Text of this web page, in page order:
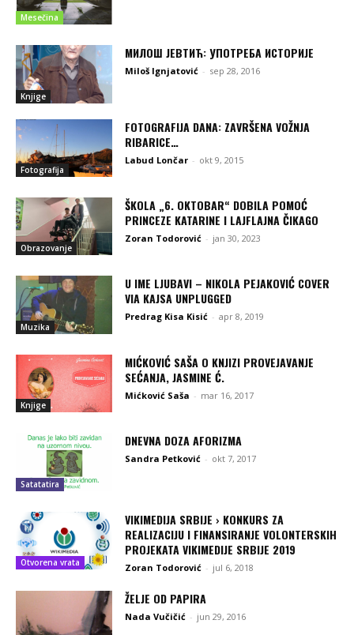
Mesečina
Knjige
МИЛОШ ЈЕВТИЋ: УПОТРЕБА ИСТОРИЈЕ
Miloš Ignjatović - sep 28, 2016
Fotografija
FOTOGRAFIJA DANA: ZAVRŠENA VOŽNJA
RIBARICE…
Labud Lončar - okt 9, 2015
Obrazovanje
ŠKOLA „6. OKTOBAR“ DOBILA POMOĆ
PRINCEZE KATARINE I LAJFLAJNA ČIKAGO
Zoran Todorović - jan 30, 2023
Muzika
U IME LJUBAVI – NIKOLA PEJAKOVIĆ COVER
VIA KAJSA UNPLUGGED
Predrag Kisa Kisić - apr 8, 2019
Knjige
MIĆKOVIĆ SAŠA O KNJIZI PROVEJAVANJE
SEĆANJA, JASMINE Ć.
Mićković Saša - mar 16, 2017
Satatatira
DNEVNA DOZA AFORIZMA
Sandra Petković - okt 7, 2017
Otvorena vrata
VIKIMEDIJA SRBIJE › KONKURS ZA
REALIZACIJU I FINANSIRANJE VOLONTERSKIH
PROJEKATA VIKIMEDIJE SRBIJE 2019
Zoran Todorović - jul 6, 2018
ŽELJE OD PAPIRA
Nada Vučičić - jun 29, 2016